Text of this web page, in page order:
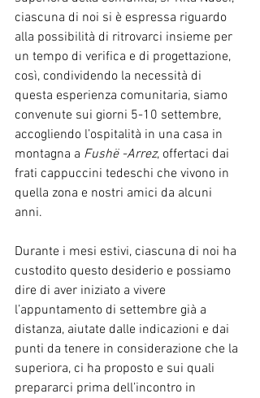
ciascuna di noi si è espressa riguardo
alla possibilità di ritrovarci insieme per
un tempo di verifica e di progettazione,
così, condividendo la necessità di
questa esperienza comunitaria, siamo
convenute sui giorni 5-10 settembre,
accogliendo l’ospitalità in una casa in
montagna a Fushë -Arrez, offertaci dai
frati cappuccini tedeschi che vivono in
quella zona e nostri amici da alcuni
anni.
Durante i mesi estivi, ciascuna di noi ha
custodito questo desiderio e possiamo
dire di aver iniziato a vivere
l’appuntamento di settembre già a
distanza, aiutate dalle indicazioni e dai
punti da tenere in considerazione che la
superiora, ci ha proposto e sui quali
prepararci prima dell’incontro in